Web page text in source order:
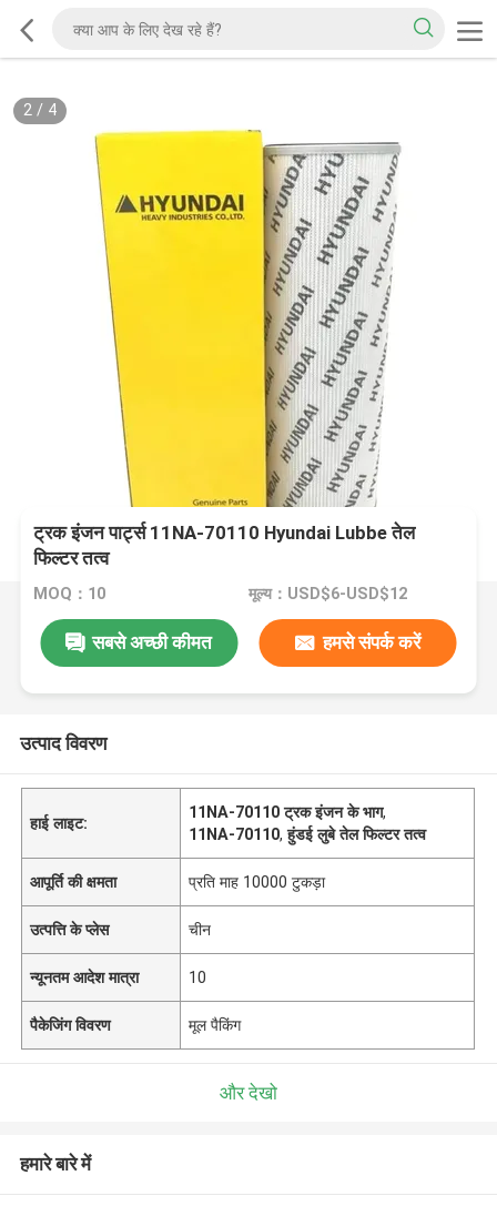
2/ 4
ट्रक इंजन पार्ट्स 11NA-70110 Hyundai Lubbe तेल
फिल्टर तत्व
MOQ：10 मूल्य：USD$6-USD$12
सबसे अच्छी कीमत हमसे संपर्क करें
उत्पाद विवरण
हाई लाइट:
11NA-70110 ट्रक इंजन के भाग,
11NA-70110,हुंडई लुबे तेल फिल्टर तत्व
आपूर्ति की क्षमता प्रति माह 10000 टुकड़ा
उत्पत्ति के प्लेस चीन
न्यूनतम आदेश मात्रा 10
पैकेजिंग विवरण मूल पैकिंग
और देखो
हमारे बारे में